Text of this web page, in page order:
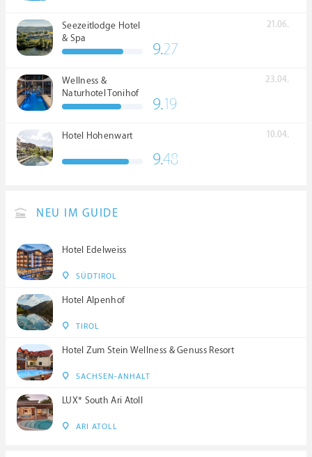
Seezeitlodge Hotel
& Spa
21.06.
9.27
Wellness &
Naturhotel Tonihof
****S
23.04.
9.19
Hotel Hohenwart 10.04.
9.48
NEU IM GUIDE
Hotel Edelweiss
SÜDTIROL
Hotel Alpenhof
TIROL
Hotel Zum Stein Wellness & Genuss Resort
SACHSEN-ANHALT
LUX* South Ari Atoll
ARI ATOLL